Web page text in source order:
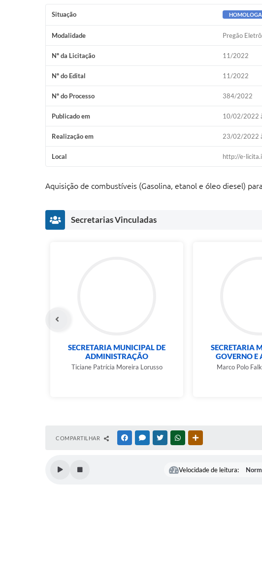
Situação
Modalidade Pregão
Nº da Licitação 11/2022
Nº do Edital 11/2022
Nº do Processo 384/2022
Publicado em 10/02/2022
Realização em 23/02/2022
Local http://e-
Aquisição de combustíveis (Gasolina, etanol e óleo diesel)
Secretarias Vinculadas
SECRETARIA MUNICIPAL DE
ADMINISTRAÇÃO
Ticiane Patrícia Moreira Lorusso
SECRETARIA
GOVERNO E
Marco Polo
COMPARTILHAR FACEBOOKMESSENGER
TWITTERWHATSAPP
Velocidade de leitura: